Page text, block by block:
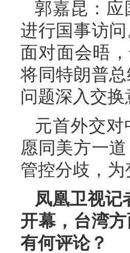
郭嘉昆：应
进行国事访
面对面会晤
将同特朗普
问题深入交换
元首外交
愿同美方一
管控分歧，
凤凰卫视记
开幕，台湾
有何评论？